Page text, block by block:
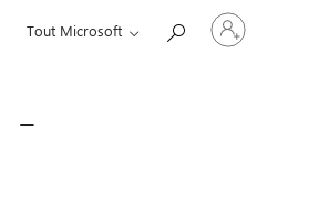
Tout Microsoft
Connectez-
vous
-